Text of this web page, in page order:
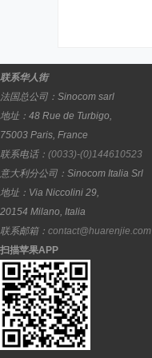
联系华人街
法国总公司： Sinocom sarl
地址： 48 Rue de Turbigo,
75003 Paris, France
联系电话： (0033)-(0)144610523
意大利分公司： Sinocom Italia Srl
地址： Via Niccolini 29,
20154 Milano, Italia
联系邮箱： contact@huarenjie.com
扫描苹果APP